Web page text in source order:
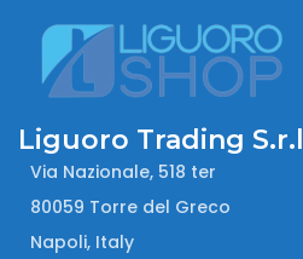
Liguoro Trading
Via Nazionale, 518 ter
80059 Torre del Greco
Napoli, Italy